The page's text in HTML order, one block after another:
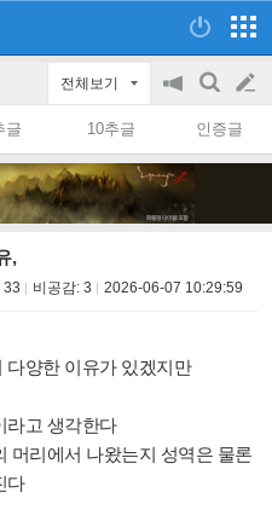
전체보기
공
on/off
검
색
글
쓰
글 10추글 인증글
,
33 비공감: 3 2026-06-07 10:29:59
다양한 이유가 있겠지만
라고 생각한다
머리에서 나왔는지 성역은 물론
다